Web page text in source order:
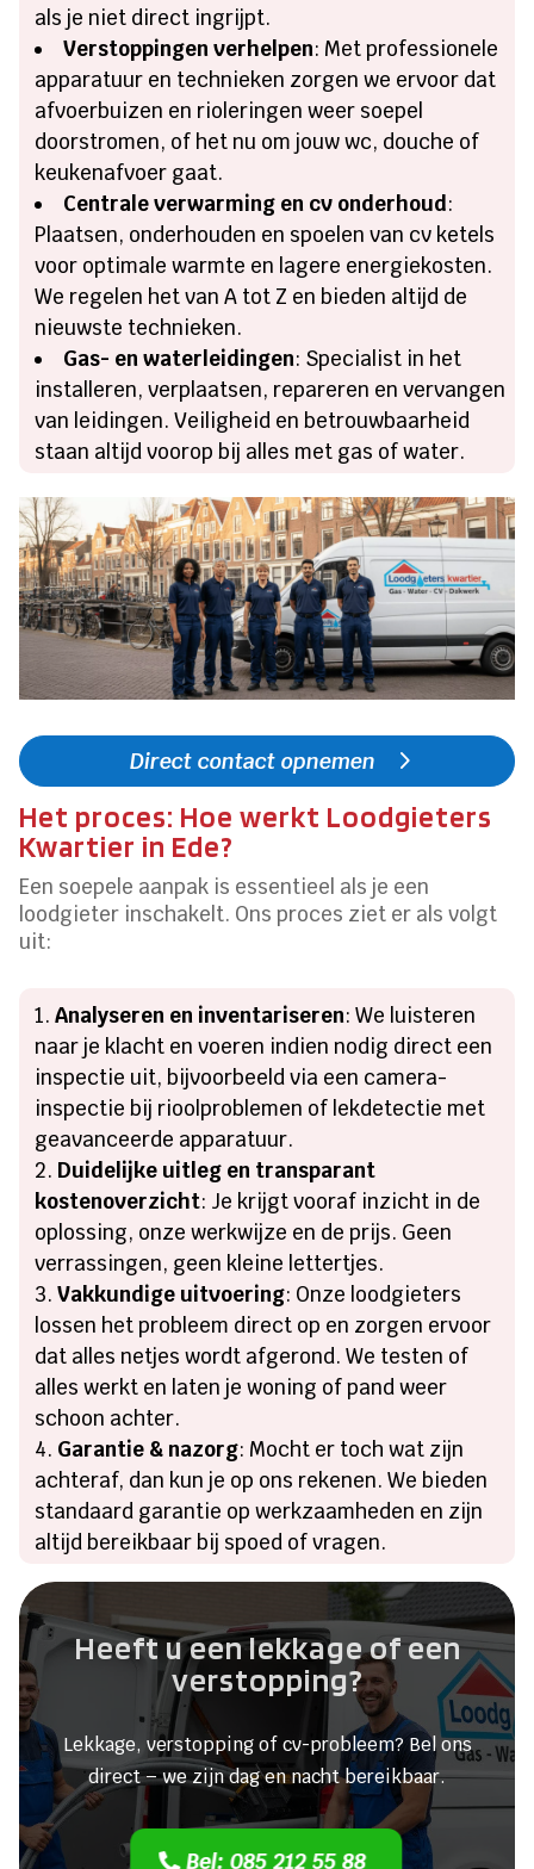
als je niet direct ingrijpt.
Verstoppingen verhelpen: Met professionele
apparatuur en technieken zorgen we ervoor dat
afvoerbuizen en rioleringen weer soepel
doorstromen, of het nu om jouw wc, douche of
keukenafvoer gaat.
Centrale verwarming en cv onderhoud:
Plaatsen, onderhouden en spoelen van cv ketels
voor optimale warmte en lagere energiekosten.
We regelen het van A tot Z en bieden altijd de
nieuwste technieken.
Gas- en waterleidingen: Specialist in het
installeren, verplaatsen, repareren en vervangen
van leidingen. Veiligheid en betrouwbaarheid
staan altijd voorop bij alles met gas of water.
Direct contact opnemen
Het proces: Hoe werkt Loodgieters
Kwartier in Ede?
Een soepele aanpak is essentieel als je een
loodgieter inschakelt. Ons proces ziet er als volgt
uit:
Analyseren en inventariseren: We luisteren
naar je klacht en voeren indien nodig direct een
inspectie uit, bijvoorbeeld via een camera-
inspectie bij rioolproblemen of lekdetectie met
geavanceerde apparatuur.
Duidelijke uitleg en transparant
kostenoverzicht: Je krijgt vooraf inzicht in de
oplossing, onze werkwijze en de prijs. Geen
verrassingen, geen kleine lettertjes.
Vakkundige uitvoering: Onze loodgieters
lossen het probleem direct op en zorgen ervoor
dat alles netjes wordt afgerond. We testen of
alles werkt en laten je woning of pand weer
schoon achter.
Garantie & nazorg: Mocht er toch wat zijn
achteraf, dan kun je op ons rekenen. We bieden
standaard garantie op werkzaamheden en zijn
altijd bereikbaar bij spoed of vragen.
Heeft u een lekkage of een
verstopping?
Lekkage, verstopping of cv-probleem? Bel ons
direct – we zijn dag en nacht bereikbaar.
Bel: 085 212 55 88